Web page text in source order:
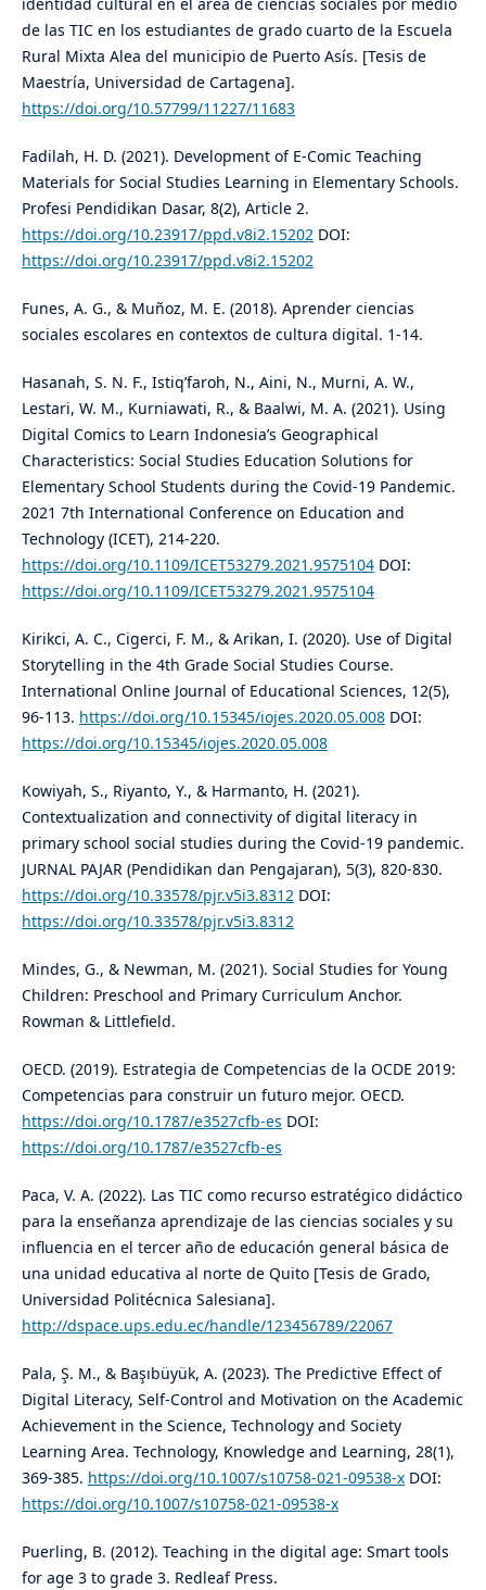
de las TIC en los estudiantes de grado cuarto de la Escuela
Rural Mixta Alea del municipio de Puerto Asís. [Tesis de
Maestría, Universidad de Cartagena].
https://doi.org/10.57799/11227/11683
Fadilah, H. D. (2021). Development of E-Comic Teaching
Materials for Social Studies Learning in Elementary Schools.
Profesi Pendidikan Dasar, 8(2), Article 2.
https://doi.org/10.23917/ppd.v8i2.15202DOI:
https://doi.org/10.23917/ppd.v8i2.15202
Funes, A. G., & Muñoz, M. E. (2018). Aprender ciencias
sociales escolares en contextos de cultura digital. 1-14.
Hasanah, S. N. F., Istiq’faroh, N., Aini, N., Murni, A. W.,
Lestari, W. M., Kurniawati, R., & Baalwi, M. A. (2021). Using
Digital Comics to Learn Indonesia’s Geographical
Characteristics: Social Studies Education Solutions for
Elementary School Students during the Covid-19 Pandemic.
2021 7th International Conference on Education and
Technology (ICET), 214-220.
https://doi.org/10.1109/ICET53279.2021.9575104DOI:
https://doi.org/10.1109/ICET53279.2021.9575104
Kirikci, A. C., Cigerci, F. M., & Arikan, I. (2020). Use of Digital
Storytelling in the 4th Grade Social Studies Course.
International Online Journal of Educational Sciences, 12(5),
96-113. https://doi.org/10.15345/iojes.2020.05.008DOI:
https://doi.org/10.15345/iojes.2020.05.008
Kowiyah, S., Riyanto, Y., & Harmanto, H. (2021).
Contextualization and connectivity of digital literacy in
primary school social studies during the Covid-19 pandemic.
JURNAL PAJAR (Pendidikan dan Pengajaran), 5(3), 820-830.
https://doi.org/10.33578/pjr.v5i3.8312DOI:
https://doi.org/10.33578/pjr.v5i3.8312
Mindes, G., & Newman, M. (2021). Social Studies for Young
Children: Preschool and Primary Curriculum Anchor.
Rowman & Littlefield.
OECD. (2019). Estrategia de Competencias de la OCDE 2019:
Competencias para construir un futuro mejor. OECD.
https://doi.org/10.1787/e3527cfb-es DOI:
https://doi.org/10.1787/e3527cfb-es
Paca, V. A. (2022). Las TIC como recurso estratégico didáctico
para la enseñanza aprendizaje de las ciencias sociales y su
influencia en el tercer año de educación general básica de
una unidad educativa al norte de Quito [Tesis de Grado,
Universidad Politécnica Salesiana].
http://dspace.ups.edu.ec/handle/123456789/22067
Pala, Ş. M., & Başıbüyük, A. (2023). The Predictive Effect of
Digital Literacy, Self-Control and Motivation on the Academic
Achievement in the Science, Technology and Society
Learning Area. Technology, Knowledge and Learning, 28(1),
369-385. https://doi.org/10.1007/s10758-021-09538-xDOI:
https://doi.org/10.1007/s10758-021-09538-x
Puerling, B. (2012). Teaching in the digital age: Smart tools
for age 3 to grade 3. Redleaf Press.